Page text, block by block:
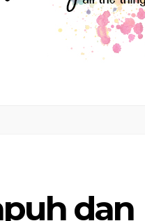
dan